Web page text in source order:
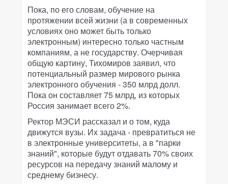
Пока, по его словам, обучение на
протяжении всей жизни (а в современных
условиях оно может быть только
электронным) интересно только частным
компаниям, а не государству. Очерчивая
общую картину, Тихомиров заявил, что
потенциальный размер мирового рынка
электронного обучения - 350 млрд долл.
Пока он составляет 75 млрд, из которых
Россия занимает всего 2%.
Ректор МЭСИ рассказал и о том, куда
движутся вузы. Их задача - превратиться не
в электронные университеты, а в "парки
знаний", которые будут отдавать 70% своих
ресурсов на передачу знаний малому и
среднему бизнесу.